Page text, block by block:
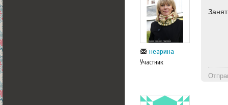
неарина
Участник